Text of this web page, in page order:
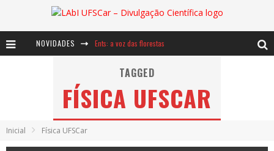
NOVIDADES Ents: a voz das florestas
Notáveis: Bertha Lutz
Baú de Histórias - A jamais imaginada aventura com os moinhos de vento
TAGGED
FÍSICA UFSCAR
Inicial Física UFSCar